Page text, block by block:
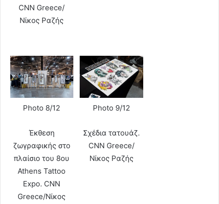
CNN Greece/
Νίκος Ραζής
Photo 8/12
Έκθεση
ζωγραφικής στο
πλαίσιο του 8ου
Athens Tattoo
Expo. CNN
Greece/Νίκος
Photo 9/12
Σχέδια τατουάζ.
CNN Greece/
Νίκος Ραζής